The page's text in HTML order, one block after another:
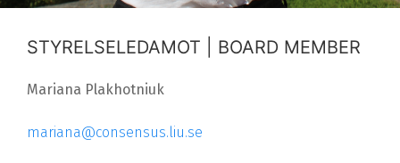
STYRELSELEDAMOT | BOARD MEMBER
Mariana Plakhotniuk
mariana@consensus.liu.se